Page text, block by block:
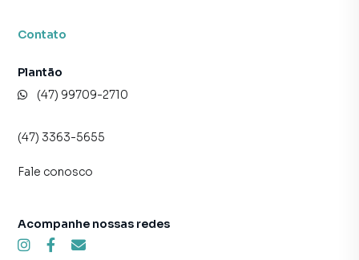
Contato
Plantão
(47) 99709-2710
(47) 3363-5655
Fale conosco
Acompanhe nossas redes